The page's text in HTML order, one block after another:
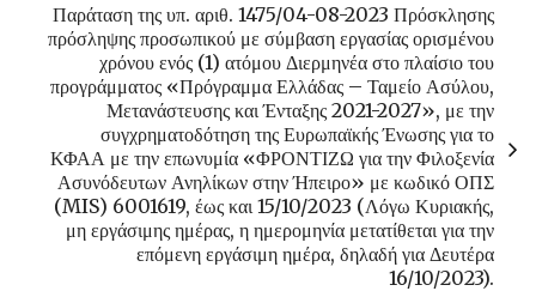
Παράταση της υπ. αριθ. 1475/04-08-2023 Πρόσκλησης
πρόσληψης προσωπικού με σύμβαση εργασίας ορισμένου
χρόνου ενός (1) ατόμου Διερμηνέα στο πλαίσιο του
προγράμματος «Πρόγραμμα Ελλάδας – Ταμείο Ασύλου,
Μετανάστευσης και Ένταξης 2021-2027», με την
συγχρηματοδότηση της Ευρωπαϊκής Ένωσης για το
ΚΦΑΑ με την επωνυμία «ΦΡΟΝΤΙΖΩ για την Φιλοξενία
Ασυνόδευτων Ανηλίκων στην Ήπειρο» με κωδικό ΟΠΣ
(MIS) 6001619, έως και 15/10/2023 (Λόγω Κυριακής,
μη εργάσιμης ημέρας, η ημερομηνία μετατίθεται για την
επόμενη εργάσιμη ημέρα, δηλαδή για Δευτέρα
16/10/2023).